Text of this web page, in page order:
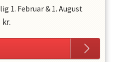
1. Februar& 1. August
kr.